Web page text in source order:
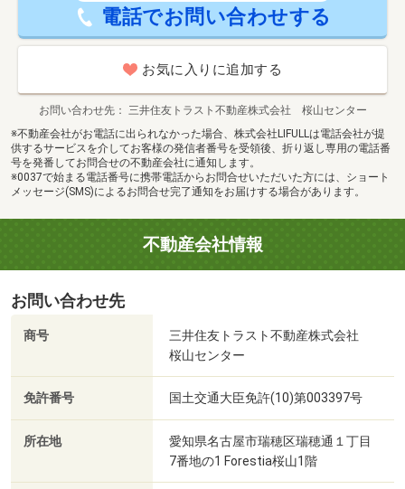
電話でお問い合わせする
お気に入りに追加する
お問い合わせ先
三井住友トラスト不動産株式会社 桜山センター
※不動産会社がお電話に出られなかった場合、株式会社LIFULLは電話会社が提
供するサービスを介してお客様の発信者番号を受領後、折り返し専用の電話番
号を発番してお問合せの不動産会社に通知します。
※0037で始まる電話番号に携帯電話からお問合せいただいた方には、ショート
メッセージ(SMS)によるお問合せ完了通知をお届けする場合があります。
不動産会社情報
お問い合わせ先
商号
三井住友トラスト不動産株式会社
桜山センター
免許番号 国土交通大臣免許(10)第003397号
所在地
愛知県名古屋市瑞穂区瑞穂通１丁目
7番地の1 Forestia桜山1階